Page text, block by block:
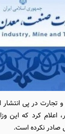
در پی انتشار
اعلام کرد که این
صادر نکرده است.